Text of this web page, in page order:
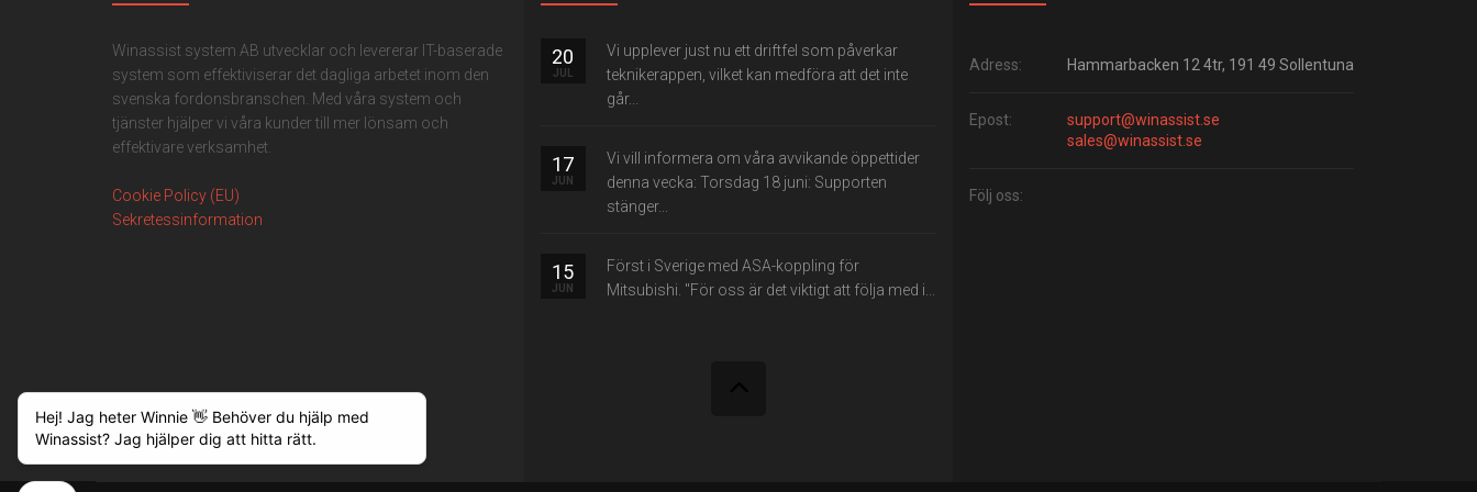
Winassist system AB utvecklar och levererar IT-baserade
system som effektiviserar det dagliga arbetet inom den
svenska fordonsbranschen. Med våra system och
tjänster hjälper vi våra kunder till mer lönsam och
effektivare verksamhet.
Cookie Policy (EU)
Sekretessinformation
20
JUL
Vi upplever just nu ett driftfel som påverkar
teknikerappen, vilket kan medföra att det inte
går...
17
JUN
Vi vill informera om våra avvikande öppettider
denna vecka: Torsdag 18 juni: Supporten
stänger...
15
JUN
Först i Sverige med ASA-koppling för
Mitsubishi. "För oss är det viktigt att följa med i...
Adress: Hammarbacken 12 4tr, 191 49 Sollentuna
Epost:
support@winassist.se
sales@winassist.se
Följ oss: